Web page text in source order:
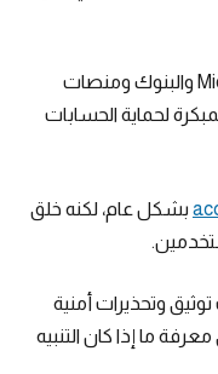
شركات مثل Google وApple وMicrosoft والبنوك ومنصات
لحماية الحسابات
بشكل عام، لكنه خلق
وتحذيرات أمنية
ما إذا كان التنبيه